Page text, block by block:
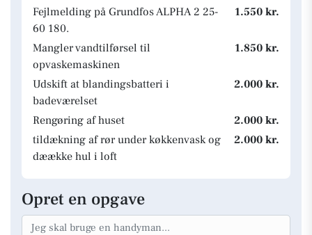
Fejlmelding på Grundfos ALPHA 2 25-
60 180.
1.550 kr.
Mangler vandtilførsel til
opvaskemaskinen
1.850 kr.
Udskift at blandingsbatteri i
badeværelset
2.000 kr.
Rengøring af huset
2.000 kr.
tildækning af rør under køkkenvask og
dæække hul i loft
2.000 kr.
Opret en opgave